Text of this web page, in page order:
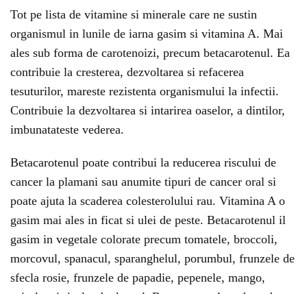
Tot pe lista de vitamine si minerale care ne sustin
organismul in lunile de iarna gasim si vitamina A. Mai
ales sub forma de carotenoizi, precum betacarotenul. Ea
contribuie la cresterea, dezvoltarea si refacerea
tesuturilor, mareste rezistenta organismului la infectii.
Contribuie la dezvoltarea si intarirea oaselor, a dintilor,
imbunatateste vederea.
Betacarotenul poate contribui la reducerea riscului de
cancer la plamani sau anumite tipuri de cancer oral si
poate ajuta la scaderea colesterolului rau. Vitamina A o
gasim mai ales in ficat si ulei de peste. Betacarotenul il
gasim in vegetale colorate precum tomatele, broccoli,
morcovul, spanacul, sparanghelul, porumbul, frunzele de
sfecla rosie, frunzele de papadie, pepenele, mango,